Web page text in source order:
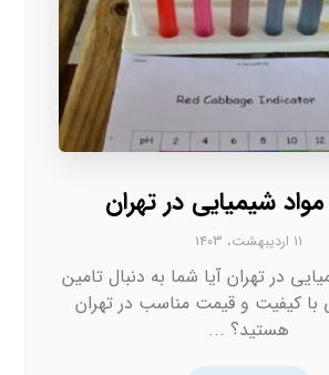
شیمیایی در تهران
۱۱ اردیبهشت، ۱۴۰۳
در تهران آیا شما به دنبال تامین
با کیفیت و قیمت مناسب در تهران
هستید؟ ...